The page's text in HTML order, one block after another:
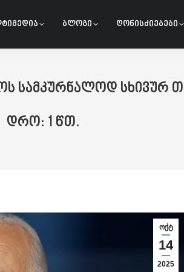
ბლოგი ღონისძიებები
სამკურნალოდ სხივურ
ოქტ
14
2025